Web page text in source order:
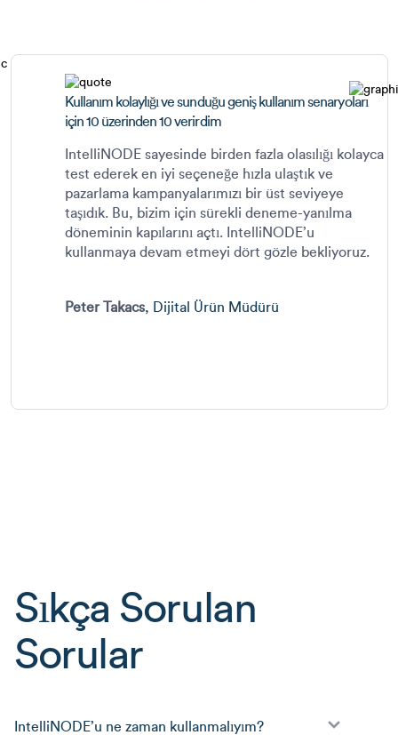
Kullanım kolaylığı ve sunduğu geniş kullanım senaryoları
için 10 üzerinden 10 verirdim
IntelliNODE sayesinde birden fazla olasılığı kolayca
test ederek en iyi seçeneğe hızla ulaştık ve
pazarlama kampanyalarımızı bir üst seviyeye
taşıdık. Bu, bizim için sürekli deneme-yanılma
döneminin kapılarını açtı. IntelliNODE’u
kullanmaya devam etmeyi dört gözle bekliyoruz.
Peter Takacs, Dijital Ürün Müdürü
Sıkça Sorulan
Sorular
IntelliNODE’u ne zaman kullanmalıyım?